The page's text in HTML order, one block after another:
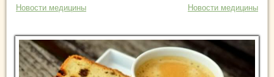
Новости медицины Новости медицины